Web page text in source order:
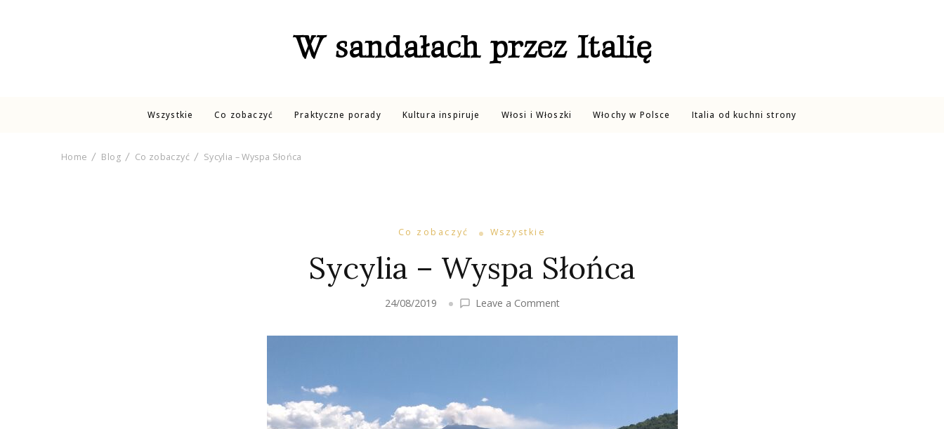
W sandałach przez Italię
Wszystkie Co zobaczyć Praktyczne porady Kultura inspiruje Włosi i Włoszki Włochy w Polsce Italia od kuchni strony
Home Blog Co zobaczyć Sycylia – Wyspa Słońca
Co zobaczyć Wszystkie
Sycylia – Wyspa Słońca
24/08/2019 Leave a Commenton
–